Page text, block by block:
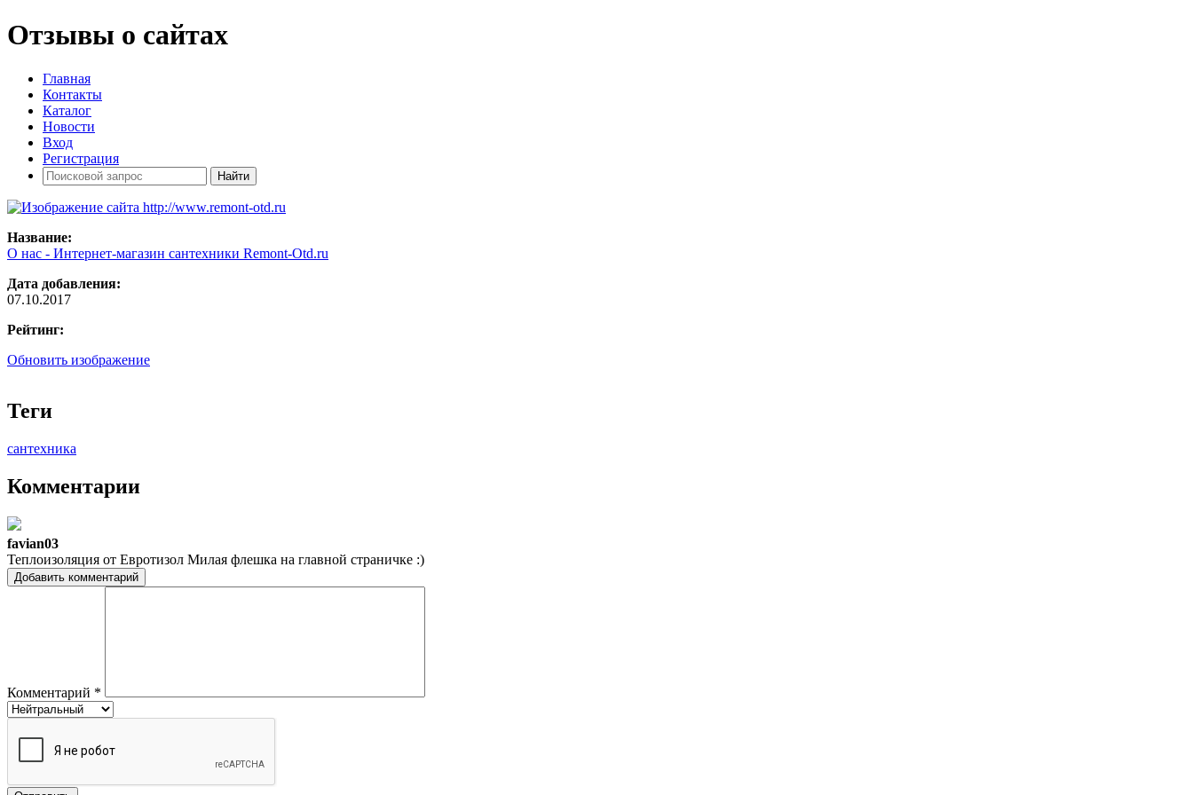
Отзывы о сайтах
Главная
Контакты
Каталог
Новости
Вход
Регистрация
Название:
О нас - Интернет-магазин сантехники Remont-Otd.ru
Дата добавления:
07.10.2017
Рейтинг:
Обновить изображение
Теги
сантехника
Комментарии
favian03
Теплоизоляция от Евротизол Милая флешка на главной страничке :)
Добавить комментарий
Комментарий *